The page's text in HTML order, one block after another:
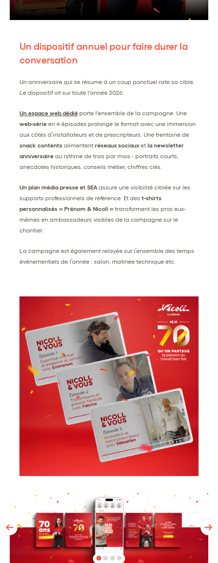
Un dispositif annuel pour faire durer la
conversation
Un anniversaire qui se résume à un coup ponctuel rate sa cible.
Le dispositif vit sur toute l'année 2026.
Un espace web dédié porte l'ensemble de la campagne. Une
web-série en 4 épisodes prolonge le format avec une immersion
aux côtés d’installateurs et de prescripteurs. Une trentaine de
snack contents alimentent réseaux sociaux et la newsletter
anniversaire au rythme de trois par mois - portraits courts,
anecdotes historiques, conseils métier, chiffres clés.
Un plan média presse et SEA assure une visibilité ciblée sur les
supports professionnels de référence. Et des t-shirts
personnalisés « Prénom & Nicoll » transforment les pros eux-
mêmes en ambassadeurs visibles de la campagne sur le
chantier.
La campagne est également relayée sur l’ensemble des temps
événementiels de l’année : salon, matinée technique etc.